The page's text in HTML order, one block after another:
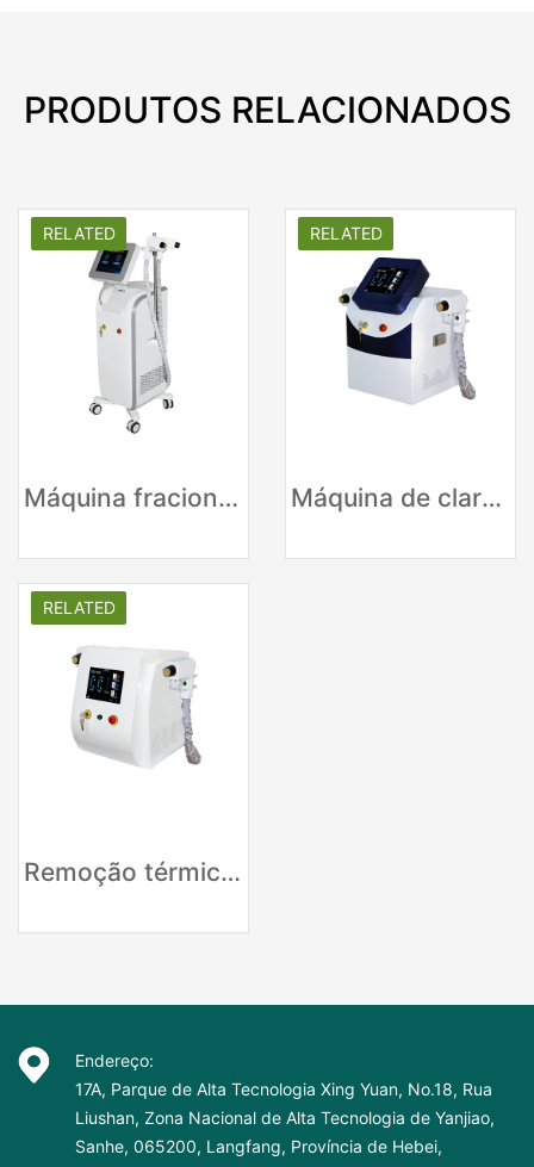
PRODUTOS RELACIONADOS
RELATED
Máquina fracionária do RF de Thermage
RELATED
Máquina de clareamento da pele para remoção de rugas
RELATED
Remoção térmica de cicatrizes de manchas de RF
Endereço:
17A, Parque de Alta Tecnologia Xing Yuan, No.18, Rua
Liushan, Zona Nacional de Alta Tecnologia de Yanjiao,
Sanhe, 065200, Langfang, Província de Hebei,